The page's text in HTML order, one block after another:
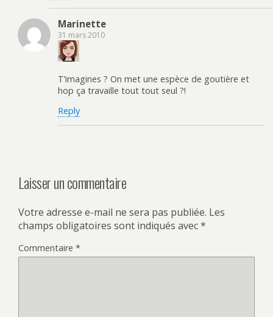
Marinette
31 mars 2010
T’imagines ? On met une espèce de goutière et
hop ça travaille tout tout seul ?!
Reply
Laisser un commentaire
Votre adresse e-mail ne sera pas publiée. Les
champs obligatoires sont indiqués avec*
Commentaire *